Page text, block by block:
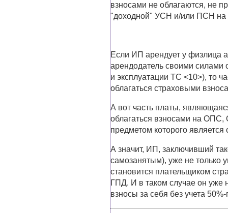
взносами не облагаются, не
"доходной" УСН и/или ПСН на
Если ИП арендует у физлица
арендодатель своими силами
и эксплуатации ТС <10>), то
облагаться страховыми
А вот часть платы,
облагаться взносами на
предметом которого является
А значит, ИП, заключивший
самозанятым), уже не только
становится плательщиком
ГПД. И в таком случае он
взносы за себя без учета